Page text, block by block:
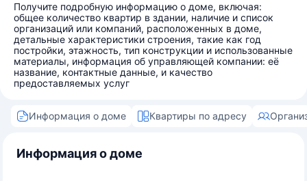
Получите подробную информацию о доме, включая:
общее количество квартир в здании, наличие и список
организаций или компаний, расположенных в доме,
детальные характеристики строения, такие как год
постройки, этажность, тип конструкции и использованные
материалы, информация об управляющей компании: её
название, контактные данные, и качество
предоставляемых услуг
Информация о доме Квартиры по адресу
Информация о доме